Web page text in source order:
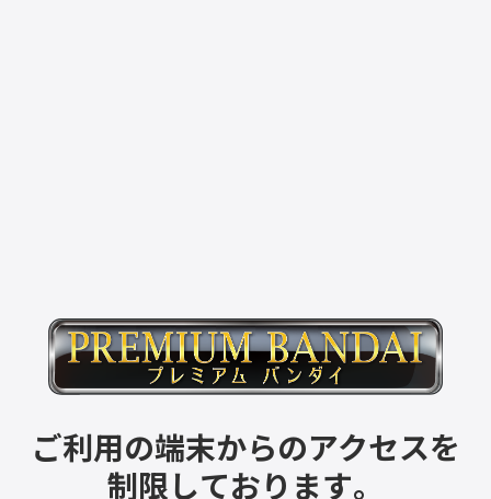
ご利用の端末からのアクセスを
制限しております。